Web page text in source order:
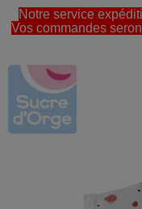
Notre service
Vos commandes